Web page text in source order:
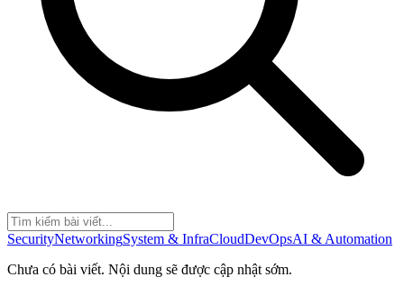
SecurityNetworkingSystem & InfraCloudDevOpsAI & Automation
Chưa có bài viết. Nội dung sẽ được cập nhật sớm.